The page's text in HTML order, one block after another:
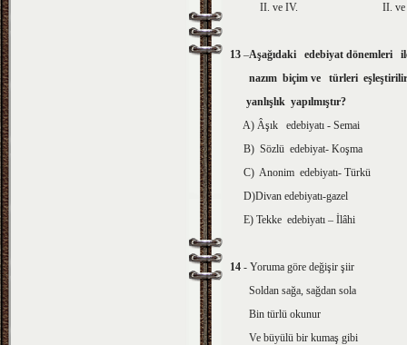
II. ve IV. II. ve
13 –Aşağıdaki edebiyat dönemleri
nazım biçim ve türleri
yanlışlık yapılmıştır?
A) Âşık edebiyatı - Semai
B) Sözlü edebiyat- Koşma
C) Anonim edebiyatı- Türkü
D)Divan edebiyatı-gazel
E) Tekke edebiyatı – İlâhi
14 - Yoruma göre değişir şiir
Soldan sağa, sağdan sola
Bin türlü okunur
Ve büyülü bir kumaş gibi